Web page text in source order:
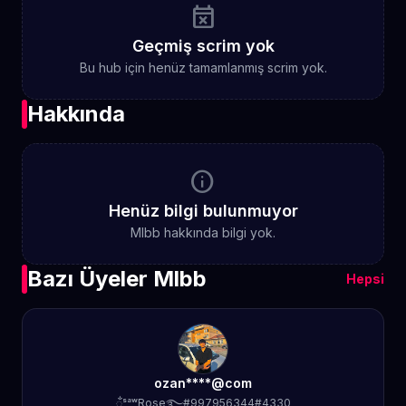
event_busy
Geçmiş scrim yok
Bu hub için henüz tamamlanmış scrim yok.
Hakkında
info
Henüz bilgi bulunmuyor
Mlbb hakkında bilgi yok.
Bazı Üyeler Mlbb Hepsi
ozan****@com
ᬁˢᵃʷRose࿐#997956344#4330